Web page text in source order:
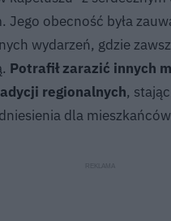
Jego obecność była
wydarzeń, gdzie
Potrafił zarazić innych
regionalnych,
dla